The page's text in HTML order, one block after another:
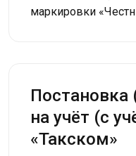
маркировки
Постановка
на учёт (с
«Такском»